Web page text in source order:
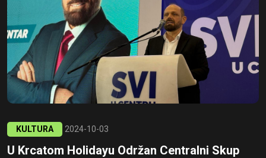
KULTURA 2024-10-03
U Krcatom Holidayu Održan Centralni Skup